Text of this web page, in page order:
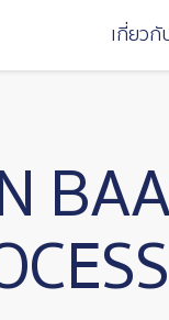
เกี่ยวกั